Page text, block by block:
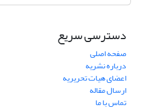
دسترسی سریع
صفحه اصلی
درباره نشریه
اعضای هیات تحریریه
ارسال مقاله
تماس با ما